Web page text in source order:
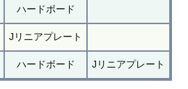
ハードボード
Jリニアプレート
ハードボード Jリニアプレート